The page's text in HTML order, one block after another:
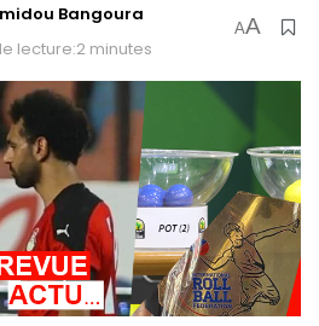
Bangoura
lecture:2 minutes
AA